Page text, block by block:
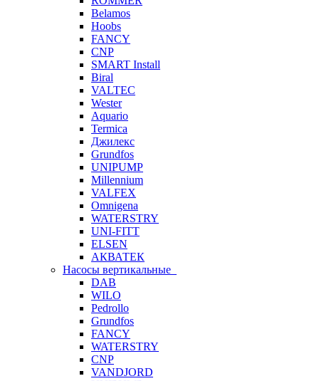
Belamos
Hoobs
FANCY
CNP
SMART Install
Biral
VALTEC
Wester
Aquario
Termica
Джилекс
Grundfos
UNIPUMP
Millennium
VALFEX
Omnigena
WATERSTRY
UNI-FITT
ELSEN
АКВАТЕК
Насосы вертикальные
DAB
WILO
Pedrollo
Grundfos
FANCY
WATERSTRY
CNP
VANDJORD